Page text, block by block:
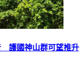
護國神山群可望推升